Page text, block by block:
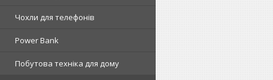
Чохли для телефонів
Power Bank
Побутова техніка для дому